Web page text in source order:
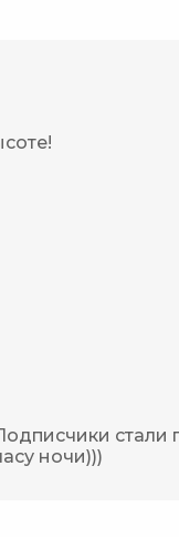
стали
ночи)))